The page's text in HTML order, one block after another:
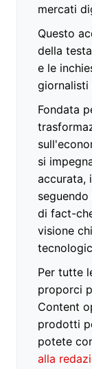
mercati
Questo
della
e le
giornalisti
Fondata
si
accurata,
di fact-
visione
Per tutte
proporci
Content
prodotti
potete
alla